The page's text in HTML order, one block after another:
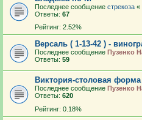
Последнее сообщение стрекоза «
Ответы: 67
Рейтинг: 2.52%
Версаль ( 1-13-42 ) -
Последнее сообщение Пузенко
Ответы: 59
Виктория-столовая
Последнее сообщение Пузенко
Ответы: 620
Рейтинг: 0.18%